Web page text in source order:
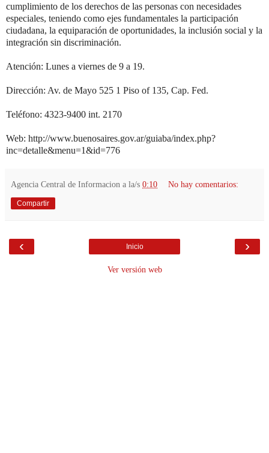
cumplimiento de los derechos de las personas con necesidades
especiales, teniendo como ejes fundamentales la participación
ciudadana, la equiparación de oportunidades, la inclusión social y la
integración sin discriminación.
Atención: Lunes a viernes de 9 a 19.
Dirección: Av. de Mayo 525 1 Piso of 135, Cap. Fed.
Teléfono: 4323-9400 int. 2170
Web: http://www.buenosaires.gov.ar/guiaba/index.php?
inc=detalle&menu=1&id=776
Agencia Central de Informacion a la/s 0:10 No hay comentarios:
Compartir
‹ ›
Inicio
Ver versión web